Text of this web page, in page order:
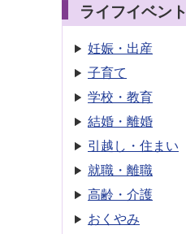
ライフイベント
妊娠・出産
子育て
学校・教育
結婚・離婚
引越し・住まい
就職・離職
高齢・介護
おくやみ